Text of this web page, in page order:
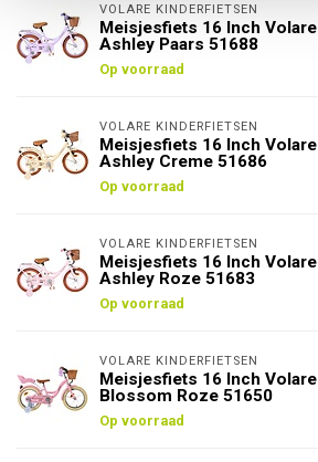
VOLARE KINDERFIETSEN
Meisjesfiets 16 Inch Volare
Ashley Paars 51688
Op voorraad
VOLARE KINDERFIETSEN
Meisjesfiets 16 Inch Volare
Ashley Creme 51686
Op voorraad
VOLARE KINDERFIETSEN
Meisjesfiets 16 Inch Volare
Ashley Roze 51683
Op voorraad
VOLARE KINDERFIETSEN
Meisjesfiets 16 Inch Volare
Blossom Roze 51650
Op voorraad